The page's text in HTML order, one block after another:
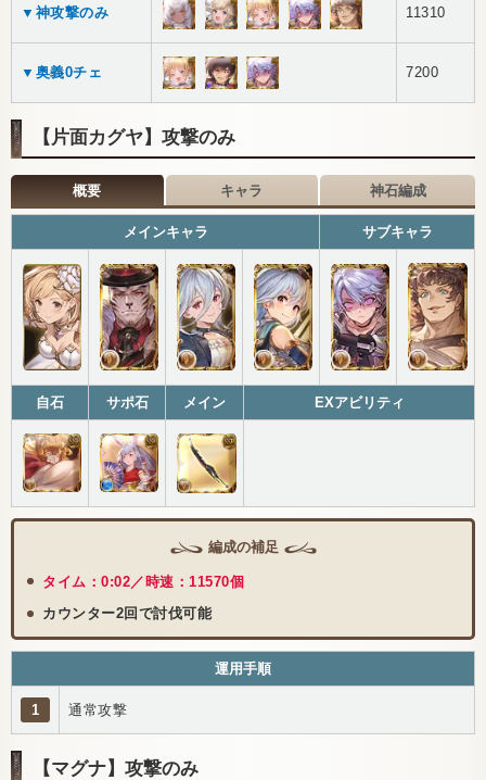
▼神攻撃のみ 11310
▼奥義0チェ 7200
【片面カグヤ】攻撃のみ
概要 キャラ 神石編成
メインキャラ サブキャラ
自石 サポ石 メイン EXアビリティ
編成の補足
タイム：0:02／時速：11570個
カウンター2回で討伐可能
運用手順
1 通常攻撃
【マグナ】攻撃のみ